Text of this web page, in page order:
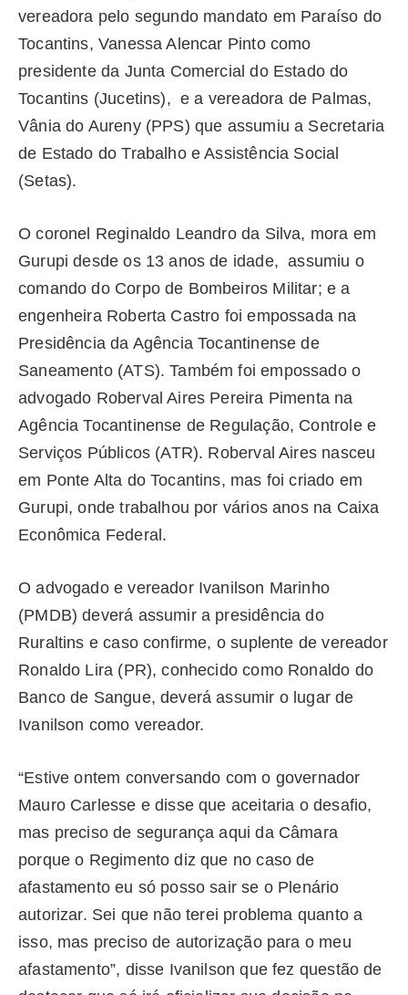
vereadora pelo segundo mandato em Paraíso do
Tocantins, Vanessa Alencar Pinto como
presidente da Junta Comercial do Estado do
Tocantins (Jucetins), e a vereadora de Palmas,
Vânia do Aureny (PPS) que assumiu a Secretaria
de Estado do Trabalho e Assistência Social
(Setas).
O coronel Reginaldo Leandro da Silva, mora em
Gurupi desde os 13 anos de idade, assumiu o
comando do Corpo de Bombeiros Militar; e a
engenheira Roberta Castro foi empossada na
Presidência da Agência Tocantinense de
Saneamento (ATS). Também foi empossado o
advogado Roberval Aires Pereira Pimenta na
Agência Tocantinense de Regulação, Controle e
Serviços Públicos (ATR). Roberval Aires nasceu
em Ponte Alta do Tocantins, mas foi criado em
Gurupi, onde trabalhou por vários anos na Caixa
Econômica Federal.
O advogado e vereador Ivanilson Marinho
(PMDB) deverá assumir a presidência do
Ruraltins e caso confirme, o suplente de vereador
Ronaldo Lira (PR), conhecido como Ronaldo do
Banco de Sangue, deverá assumir o lugar de
Ivanilson como vereador.
“Estive ontem conversando com o governador
Mauro Carlesse e disse que aceitaria o desafio,
mas preciso de segurança aqui da Câmara
porque o Regimento diz que no caso de
afastamento eu só posso sair se o Plenário
autorizar. Sei que não terei problema quanto a
isso, mas preciso de autorização para o meu
afastamento”, disse Ivanilson que fez questão de